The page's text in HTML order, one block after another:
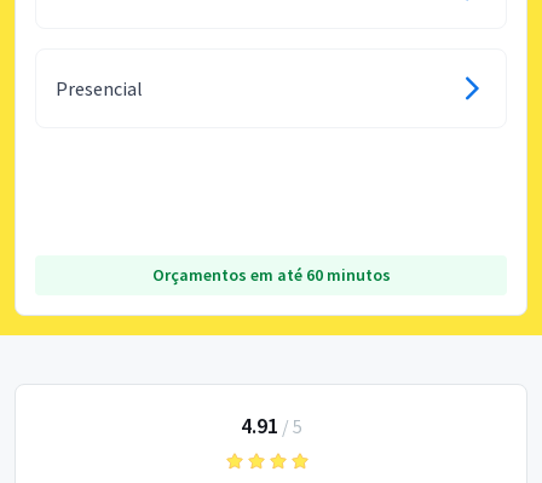
Presencial
Orçamentos em até 60 minutos
4.91 / 5